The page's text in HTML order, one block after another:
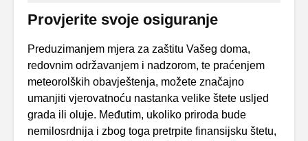
Provjerite svoje osiguranje
Preduzimanjem mjera za zaštitu Vašeg doma,
redovnim održavanjem i nadzorom, te praćenjem
meteorolških obavještenja, možete značajno
umanjiti vjerovatnoću nastanka velike štete usljed
grada ili oluje. Međutim, ukoliko priroda bude
nemilosrdnija i zbog toga pretrpite finansijsku štetu,